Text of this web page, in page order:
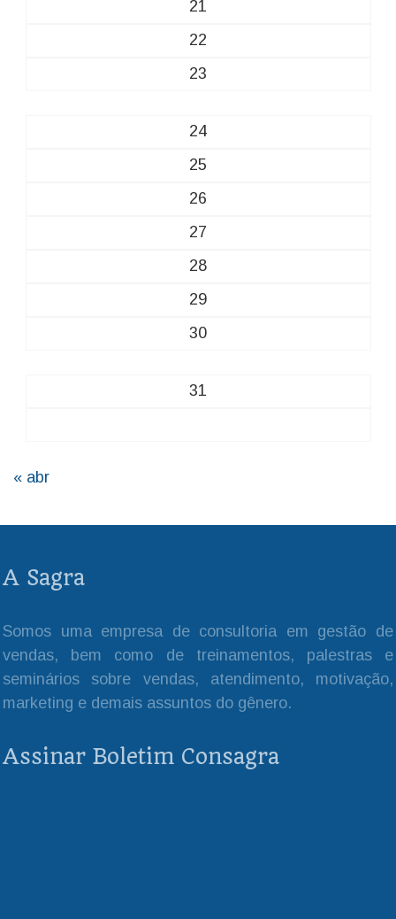
21
22
23
24
25
26
27
28
29
30
31
« abr
A Sagra
Somos uma empresa de consultoria em gestão de
vendas, bem como de treinamentos, palestras e
seminários sobre vendas, atendimento, motivação,
marketing e demais assuntos do gênero.
Assinar Boletim Consagra